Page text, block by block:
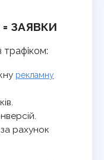
ЗАЯВКИ
трафіком:
рекламну
рахунок